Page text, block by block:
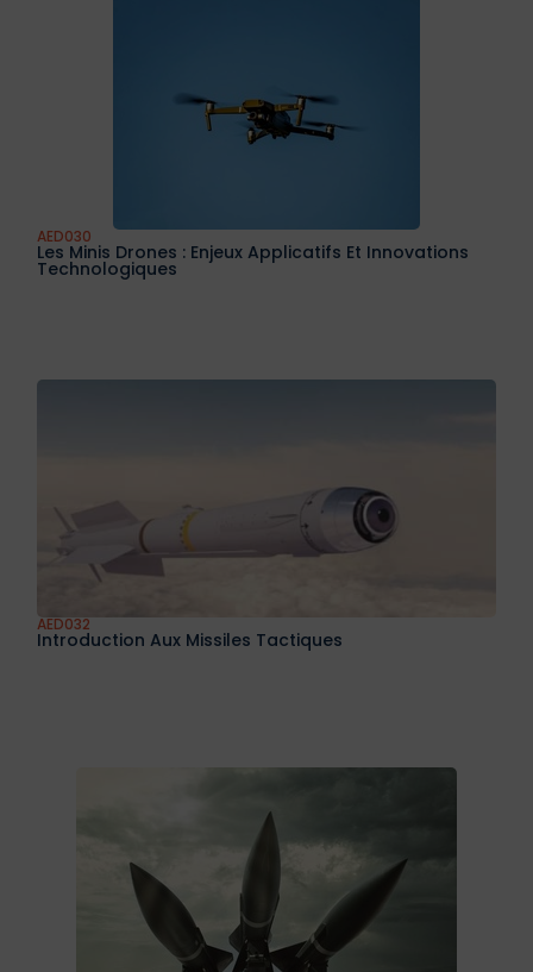
AED030
Les Minis Drones : Enjeux Applicatifs Et Innovations
Technologiques
AED032
Introduction Aux Missiles Tactiques